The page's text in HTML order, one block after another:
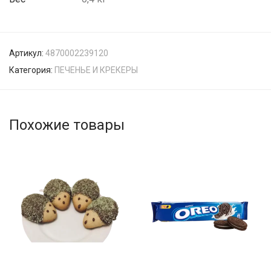
Артикул: 4870002239120
Категория: ПЕЧЕНЬЕ И КРЕКЕРЫ
Похожие товары